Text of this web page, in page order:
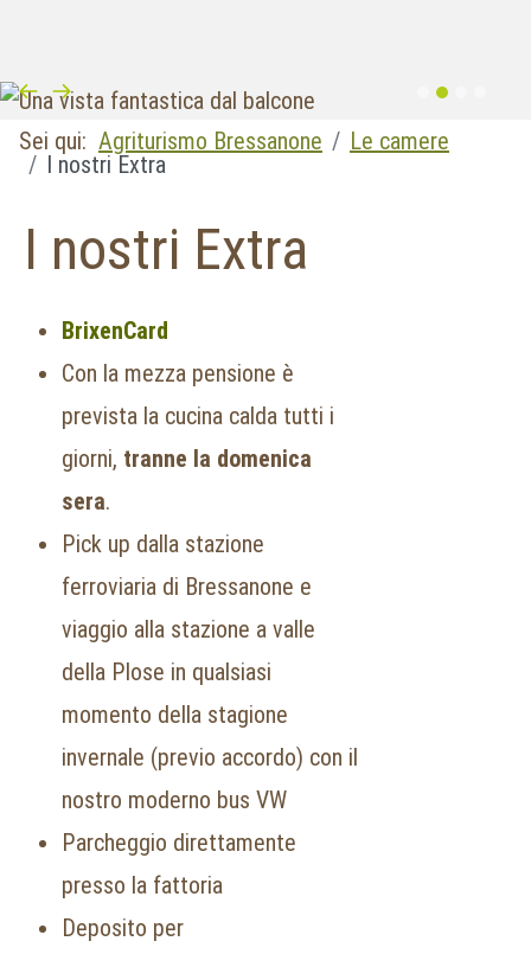
Sei qui: Agriturismo Bressanone
Le camere
I nostri Extra
I nostri Extra
BrixenCard
Con la mezza pensione è
prevista la cucina calda tutti i
giorni, tranne la domenica
sera.
Pick up dalla stazione
ferroviaria di Bressanone e
viaggio alla stazione a valle
della Plose in qualsiasi
momento della stagione
invernale (previo accordo) con il
nostro moderno bus VW
Parcheggio direttamente
presso la fattoria
Deposito per